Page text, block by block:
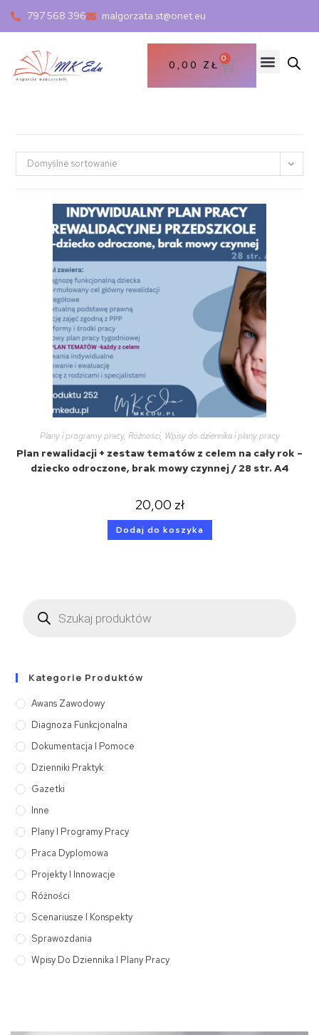
797 568 396 malgorzata.st@onet.eu
0,00 ZŁ
0
Domyślne sortowanie
Plany i programy pracy, Różności, Wpisy do dziennika i plany pracy
Plan rewalidacji + zestaw tematów z celem na cały rok –
dziecko odroczone, brak mowy czynnej / 28 str. A4
20,00 zł
Dodaj do koszyka
Kategorie Produktów
Awans Zawodowy
Diagnoza Funkcjonalna
Dokumentacja I Pomoce
Dzienniki Praktyk
Gazetki
Inne
Plany I Programy Pracy
Praca Dyplomowa
Projekty I Innowacje
Różności
Scenariusze I Konspekty
Sprawozdania
Wpisy Do Dziennika I Plany Pracy